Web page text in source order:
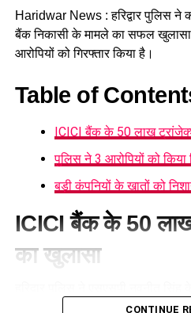
Haridwar News : हरिद्वार पुलिस ने
बैंक निकासी के मामले का सफल
आरोपियों को गिरफ्तार किया है।
Table of
ICICI बैंक के 50 लाख
पुलिस ने 3 आरोपियों को किया
बड़ी कंपनियों के खातों को
ICICI बैंक के 50
का खुलासा
करीब 50 लाख रुपये की संदिग्ध
CONTINUE